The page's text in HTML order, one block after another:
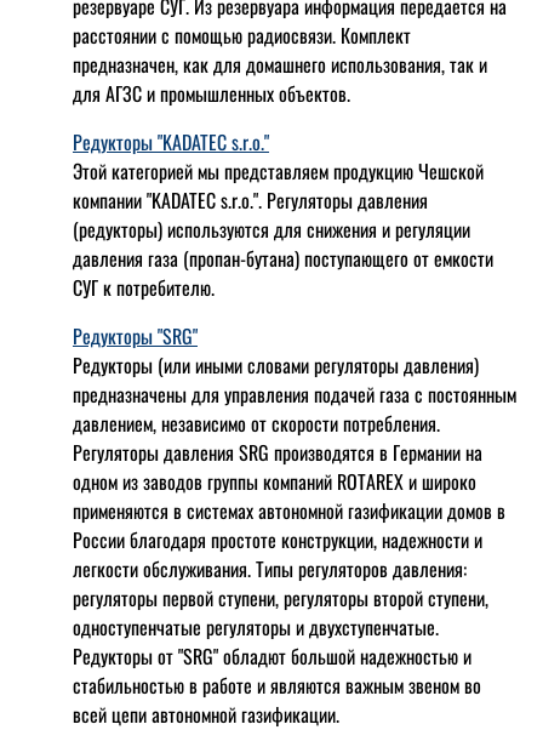
резервуаре СУГ. Из резервуара информация передается на
расстоянии с помощью радиосвязи. Комплект
предназначен, как для домашнего использования, так и
для АГЗС и промышленных объектов.
Редукторы "KADATEC s.r.o."
Этой категорией мы представляем продукцию Чешской
компании "KADATEC s.r.o.". Регуляторы давления
(редукторы) используются для снижения и регуляции
давления газа (пропан-бутана) поступающего от емкости
СУГ к потребителю.
Редукторы "SRG"
Редукторы (или иными словами регуляторы давления)
предназначены для управления подачей газа с постоянным
давлением, независимо от скорости потребления.
Регуляторы давления SRG производятся в Германии на
одном из заводов группы компаний ROTAREX и широко
применяются в системах автономной газификации домов в
России благодаря простоте конструкции, надежности и
легкости обслуживания. Типы регуляторов давления:
регуляторы первой ступени, регуляторы второй ступени,
одноступенчатые регуляторы и двухступенчатые.
Редукторы от "SRG" обладют большой надежностью и
стабильностью в работе и являются важным звеном во
всей цепи автономной газификации.